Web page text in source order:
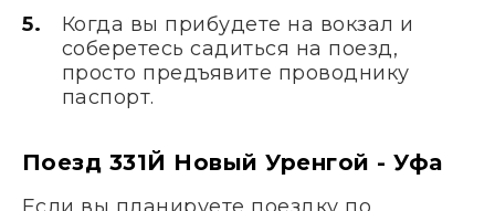
Когда вы прибудете на вокзал и
соберетесь садиться на поезд,
просто предъявите проводнику
паспорт.
Поезд 331Й Новый Уренгой - Уфа